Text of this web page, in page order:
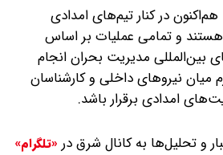
در کنار تیم‌های امدادی
هستند و تمامی عملیات بر اساس
بین‌المللی مدیریت بحران انجام
میان نیروهای داخلی و کارشناسان
امدادی برقرار باشد.
و تحلیل‌ها به کانال شرق در «تلگرام»